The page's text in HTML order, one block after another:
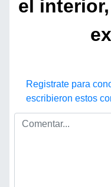
el
Registrate para
escribieron estos